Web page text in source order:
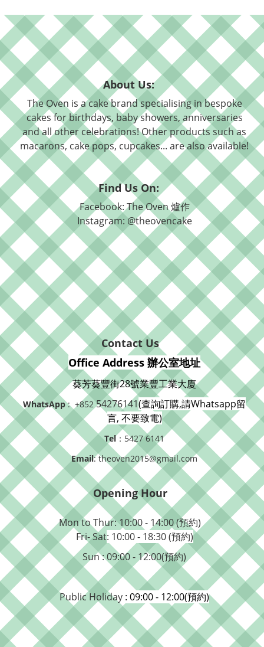
About Us:
The Oven is a cake brand specialising in bespoke
cakes for birthdays, baby showers, anniversaries
and all other celebrations! Other products such as
macarons, cake pops, cupcakes... are also available!
Find Us On:
Facebook: The Oven 爐作
Instagram: @theovencake
Contact Us
Office Address 辦公室地址
葵芳葵豐街28號業豐工業大廈
WhatsApp: +85254276141(查詢訂購,請Whatsapp留
言, 不要致電)
Tel：5427 6141
Email: theoven2015@gmail.com
Opening Hour
Mon to Thur: 10:00 - 14:00 (預約)
Fri- Sat: 10:00 - 18:30 (預約)
Sun : 09:00 - 12:00(預約)
Public Holiday : 09:00 - 12:00(預約)